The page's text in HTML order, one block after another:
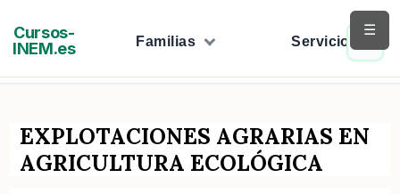
contenido
Cursos-
INEM.es
Familias Servicios
EXPLOTACIONES AGRARIAS EN
AGRICULTURA ECOLÓGICA
☰